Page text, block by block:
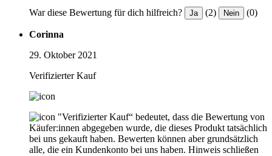
War diese Bewertung für dich hilfreich? Ja (2) Nein (0)
Corinna
29. Oktober 2021
Verifizierter Kauf
"Verifizierter Kauf“ bedeutet, dass die Bewertung von
Käufer:innen abgegeben wurde, die dieses Produkt tatsächlich
bei uns gekauft haben. Bewerten können aber grundsätzlich
alle, die ein Kundenkonto bei uns haben. Hinweis schließen